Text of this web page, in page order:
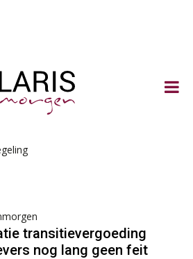
transitievergoeding
nog lang geen feit